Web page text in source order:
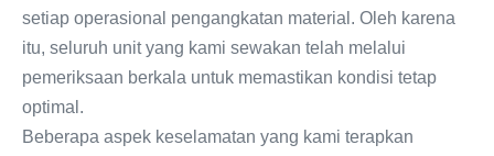
setiap operasional pengangkatan material. Oleh karena
itu, seluruh unit yang kami sewakan telah melalui
pemeriksaan berkala untuk memastikan kondisi tetap
optimal.
Beberapa aspek keselamatan yang kami terapkan